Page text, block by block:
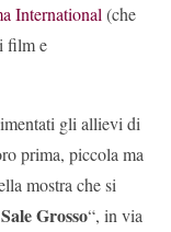
International (che
film e
gli allievi di
prima, piccola ma
mostra che si
Grosso“, in via